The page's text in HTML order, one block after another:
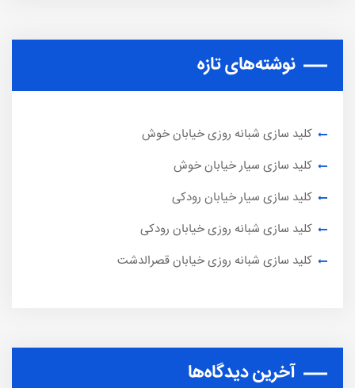
نوشته‌های تازه
کلید سازی شبانه روزی خیابان خوش
کلید سازی سیار خیابان خوش
کلید سازی سیار خیابان رودکی
کلید سازی شبانه روزی خیابان رودکی
کلید سازی شبانه روزی خیابان قصرالدشت
آخرین دیدگاه‌ها